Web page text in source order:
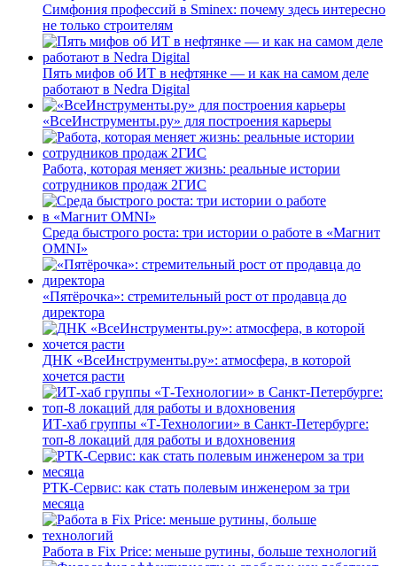
Симфония профессий в Sminex: почему здесь интересно
не только строителям
Пять мифов об ИТ в нефтянке — и как на самом деле
работают в Nedra Digital
«ВсеИнструменты.ру» для построения карьеры
Работа, которая меняет жизнь: реальные истории
сотрудников продаж 2ГИС
Среда быстрого роста: три истории о работе в «Магнит
OMNI»
«Пятёрочка»: стремительный рост от продавца до
директора
ДНК «ВсеИнструменты.ру»: атмосфера, в которой
хочется расти
ИТ-хаб группы «Т-Технологии» в Санкт-Петербурге:
топ-8 локаций для работы и вдохновения
РТК-Сервис: как стать полевым инженером за три
месяца
Работа в Fix Price: меньше рутины, больше технологий